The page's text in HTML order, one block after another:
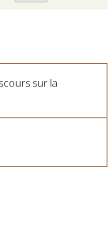
sur la